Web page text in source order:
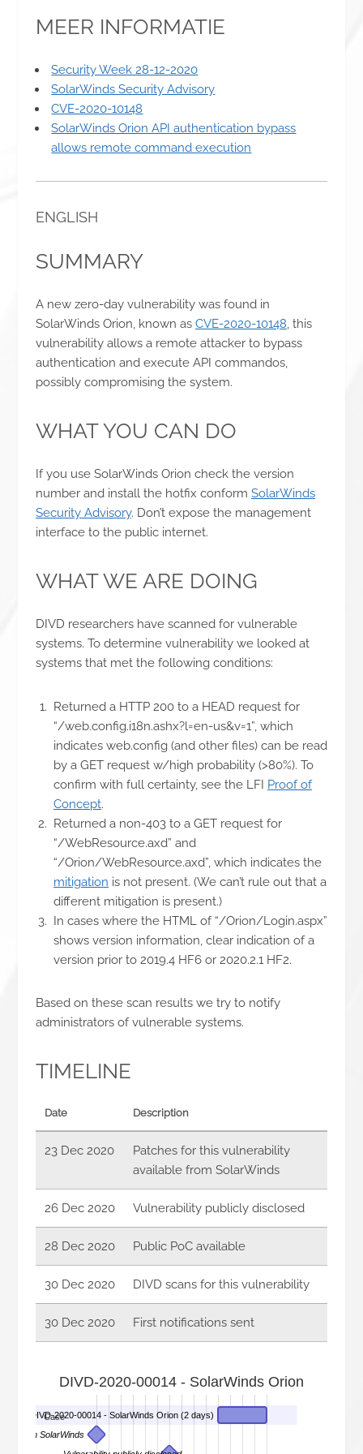
MEER INFORMATIE
Security Week 28-12-2020
SolarWinds Security Advisory
CVE-2020-10148
SolarWinds Orion API authentication bypass
allows remote command execution
ENGLISH
SUMMARY
A new zero-day vulnerability was found in
SolarWinds Orion, known as CVE-2020-10148 , this
vulnerability allows a remote attacker to bypass
authentication and execute API commandos,
possibly compromising the system.
WHAT YOU CAN DO
If you use SolarWinds Orion check the version
number and install the hotfix conform SolarWinds
Security Advisory. Don’t expose the management
interface to the public internet.
WHAT WE ARE DOING
DIVD researchers have scanned for vulnerable
systems. To determine vulnerability we looked at
systems that met the following conditions:
Returned a HTTP 200 to a HEAD request for
“/web.config.i18n.ashx?l=en-us&v=1”, which
indicates web.config (and other files) can be read
by a GET request w/high probability (>80%). To
confirm with full certainty, see the LFI Proof of
Concept.
Returned a non-403 to a GET request for
“/WebResource.axd” and
“/Orion/WebResource.axd”, which indicates the
mitigation is not present. (We can’t rule out that a
different mitigation is present.)
In cases where the HTML of “/Orion/Login.aspx”
shows version information, clear indication of a
version prior to 2019.4 HF6 or 2020.2.1 HF2.
Based on these scan results we try to notify
administrators of vulnerable systems.
TIMELINE
Date Description
23 Dec 2020
Patches for this vulnerability
available from SolarWinds
26 Dec 2020 Vulnerability publicly disclosed
28 Dec 2020 Public PoC available
30 Dec 2020 DIVD scans for this vulnerability
30 Dec 2020 First notifications sent
from SolarWinds
DIVD-2020-00014 - SolarWinds Orion (2 days)
Case
DIVD-2020-00014 - SolarWinds Orion